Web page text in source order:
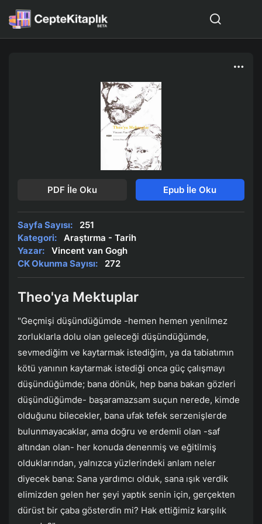
PDF İle Oku Epub İle Oku
Sayfa Sayısı:
251
Kategori:
Araştırma - Tarih
Yazar:
Vincent van Gogh
CK Okunma Sayısı:
272
Theo'ya Mektuplar
"Geçmişi düşündüğümde -hemen hemen yenilmez
zorluklarla dolu olan geleceği düşündüğümde,
sevmediğim ve kaytarmak istediğim, ya da tabiatımın
kötü yanının kaytarmak istediği onca güç çalışmayı
düşündüğümde; bana dönük, hep bana bakan gözleri
düşündüğümde- başaramazsam suçun nerede, kimde
olduğunu bilecekler, bana ufak tefek serzenişlerde
bulunmayacaklar, ama doğru ve erdemli olan -saf
altından olan- her konuda denenmiş ve eğitilmiş
olduklarından, yalnızca yüzlerindeki anlam neler
diyecek bana: Sana yardımcı olduk, sana ışık verdik
elimizden gelen her şeyi yaptık senin için, gerçekten
dürüst bir çaba gösterdin mi? Hak ettiğimiz karşılık